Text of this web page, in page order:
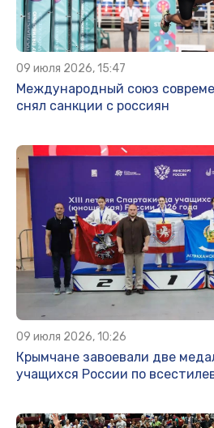
09 июля 2026, 15:47
Международный союз
снял санкции с россиян
09 июля 2026, 10:26
Крымчане завоевали две
учащихся России по